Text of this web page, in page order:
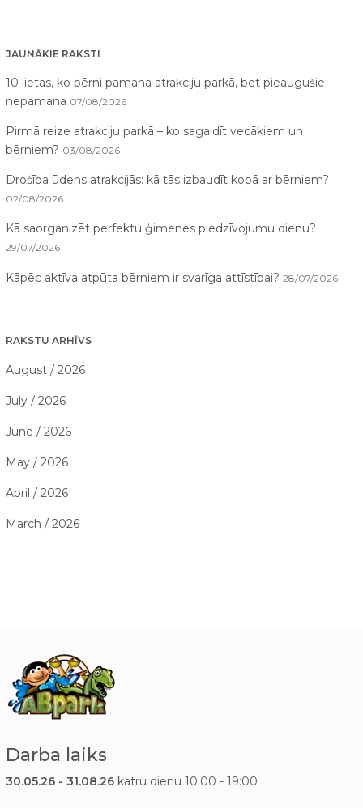
JAUNĀKIE RAKSTI
10 lietas, ko bērni pamana atrakciju parkā, bet pieaugušie
nepamana 07/08/2026
Pirmā reize atrakciju parkā – ko sagaidīt vecākiem un
bērniem? 03/08/2026
Drošība ūdens atrakcijās: kā tās izbaudīt kopā ar bērniem?
02/08/2026
Kā saorganizēt perfektu ģimenes piedzīvojumu dienu?
29/07/2026
Kāpēc aktīva atpūta bērniem ir svarīga attīstībai? 28/07/2026
RAKSTU ARHĪVS
August / 2026
July / 2026
June / 2026
May / 2026
April / 2026
March / 2026
Darba laiks
30.05.26 - 31.08.26 katru dienu 10:00 - 19:00